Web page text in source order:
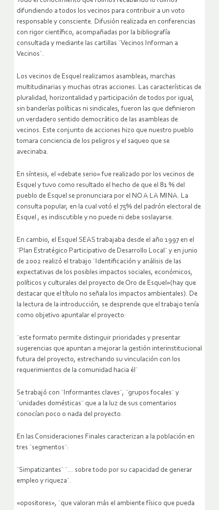
difundiendo a todos los vecinos para contribuir a un voto
responsable y consciente. Difusión realizada en conferencias
con rigor científico, acompañadas por la bibliografía
consultada y mediante las cartillas ¨Vecinos Informan a
Vecinos¨.
Los vecinos de Esquel realizamos asambleas, marchas
multitudinarias y muchas otras acciones. Las características de
pluralidad, horizontalidad y participación de todos por igual,
sin banderías políticas ni sindicales, fueron las que definieron
un verdadero sentido democrático de las asambleas de
vecinos. Este conjunto de acciones hizo que nuestro pueblo
tomara conciencia de los peligros y el saqueo que se
avecinaba.
En síntesis, el «debate serio» fue realizado por los vecinos de
Esquel y tuvo como resultado el hecho de que el 81 % del
pueblo de Esquel se pronunciara por el NO A LA MINA. La
consulta popular, en la cual votó el 75% del padrón electoral de
Esquel , es indiscutible y no puede ni debe soslayarse.
En cambio, el Esquel SEAS trabajaba desde el año 1997 en el
¨Plan Estratégico Participativo de Desarrollo Local¨ y en junio
de 2002 realizó el trabajo ¨Identificación y análisis de las
expectativas de los posibles impactos sociales, económicos,
políticos y culturales del proyecto de Oro de Esquel»(hay que
destacar que el título no señala los impactos ambientales). De
la lectura de la introducción, se desprende que el trabajo tenía
como objetivo apuntalar el proyecto:
¨este formato permite distinguir prioridades y presentar
sugerencias que apuntan a mejorar la gestión interinstitucional
futura del proyecto, estrechando su vinculación con los
requerimientos de la comunidad hacia él¨
Se trabajó con ¨Informantes claves¨, ¨grupos focales¨ y
¨unidades domésticas¨ que a la luz de sus comentarios
conocían poco o nada del proyecto.
En las Consideraciones Finales caracterizan a la población en
tres ¨segmentos¨:
¨Simpatizantes¨ ¨… sobre todo por su capacidad de generar
empleo y riqueza¨.
«opositores», ¨que valoran más el ambiente físico que pueda